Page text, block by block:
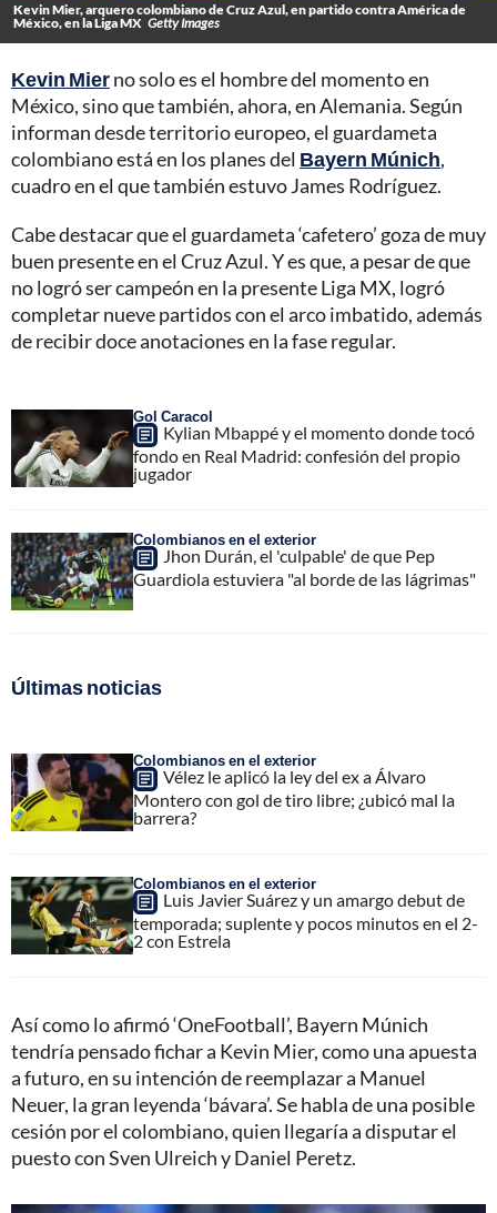
Kevin Mier, arquero colombiano de Cruz Azul, en partido contra América de
México, en la Liga MX Getty Images
Kevin Mierno solo es el hombre del momento en
México, sino que también, ahora, en Alemania. Según
informan desde territorio europeo, el guardameta
colombiano está en los planes del Bayern Múnich,
cuadro en el que también estuvo James Rodríguez.
Cabe destacar que el guardameta ‘cafetero’ goza de muy
buen presente en el Cruz Azul. Y es que, a pesar de que
no logró ser campeón en la presente Liga MX, logró
completar nueve partidos con el arco imbatido, además
de recibir doce anotaciones en la fase regular.
Gol Caracol
Kylian Mbappé y el momento donde tocó
fondo en Real Madrid: confesión del propio
jugador
Colombianos en el exterior
Jhon Durán, el 'culpable' de que Pep
Guardiola estuviera "al borde de las lágrimas"
Últimas noticias
Colombianos en el exterior
Vélez le aplicó la ley del ex a Álvaro
Montero con gol de tiro libre; ¿ubicó mal la
barrera?
Colombianos en el exterior
Luis Javier Suárez y un amargo debut de
temporada; suplente y pocos minutos en el 2-
2 con Estrela
Así como lo afirmó ‘OneFootball’, Bayern Múnich
tendría pensado fichar a Kevin Mier, como una apuesta
a futuro, en su intención de reemplazar a Manuel
Neuer, la gran leyenda ‘bávara’. Se habla de una posible
cesión por el colombiano, quien llegaría a disputar el
puesto con Sven Ulreich y Daniel Peretz.